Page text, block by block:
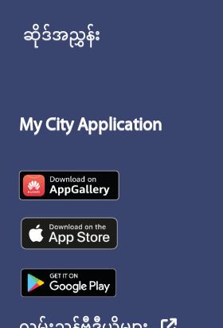
ဆိုဒ်အညွှန်း
My City Application